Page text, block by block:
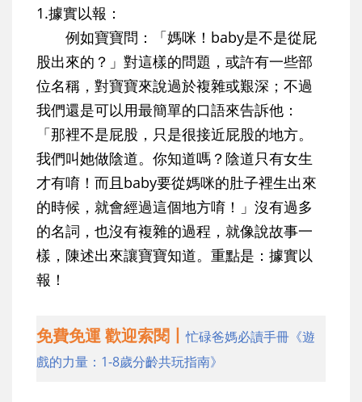
1.據實以報：
例如寶寶問：「媽咪！baby是不是從屁
股出來的？」對這樣的問題，或許有一些部
位名稱，對寶寶來說過於複雜或艱深；不過
我們還是可以用最簡單的口語來告訴他：
「那裡不是屁股，只是很接近屁股的地方。
我們叫她做陰道。你知道嗎？陰道只有女生
才有唷！而且baby要從媽咪的肚子裡生出來
的時候，就會經過這個地方唷！」沒有過多
的名詞，也沒有複雜的過程，就像說故事一
樣，陳述出來讓寶寶知道。重點是：據實以
報！
免費免運 歡迎索閱丨忙碌爸媽必讀手冊《遊
戲的力量：1-8歲分齡共玩指南》